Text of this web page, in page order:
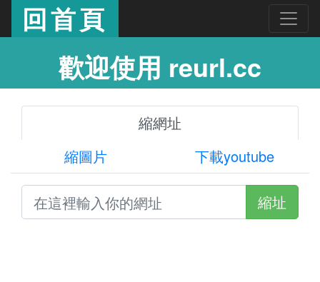
回首頁
歡迎使用 reurl.cc
縮網址
縮圖片
下載youtube
縮址